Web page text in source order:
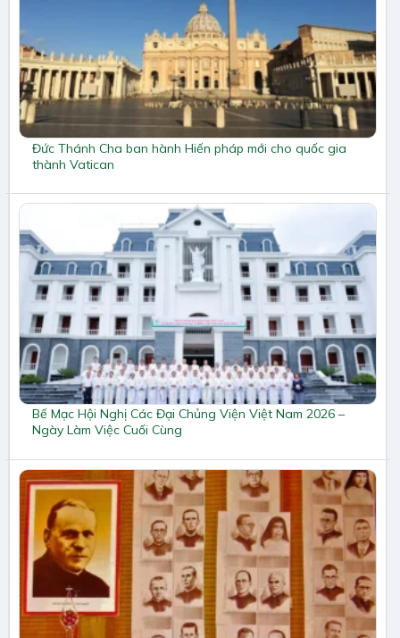
Đức Thánh Cha ban hành Hiến pháp mới cho quốc gia
thành Vatican
Bế Mạc Hội Nghị Các Đại Chủng Viện Việt Nam 2026 –
Ngày Làm Việc Cuối Cùng